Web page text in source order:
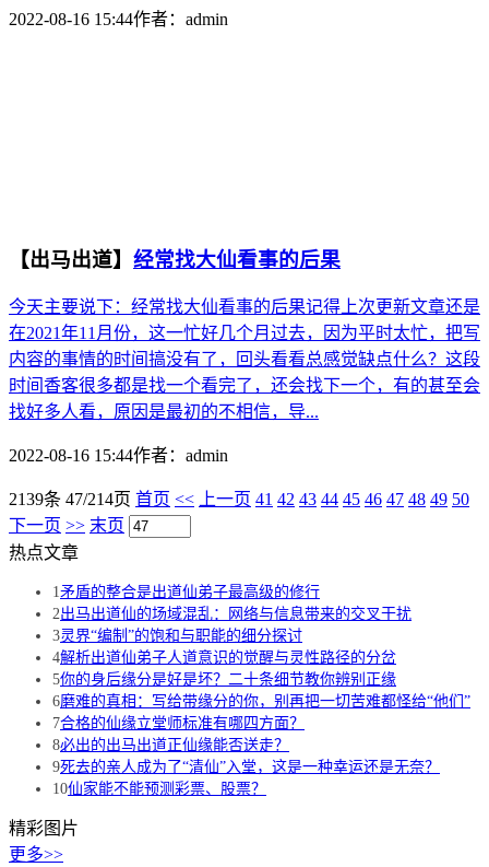
2022-08-16 15:44作者： admin
【出马出道】 经常找大仙看事的后果
今天主要说下：经常找大仙看事的后果记得上次更新文章还是
在2021年11月份，这一忙好几个月过去，因为平时太忙，把写
内容的事情的时间搞没有了，回头看看总感觉缺点什么？这段
时间香客很多都是找一个看完了，还会找下一个，有的甚至会
找好多人看，原因是最初的不相信，导...
2022-08-16 15:44作者： admin
2139条 47/214页 首页 << 上一页 41 42 43 44 45 46 47 48 49 50
下一页 >> 末页
热点文章
1矛盾的整合是出道仙弟子最高级的修行
2出马出道仙的场域混乱：网络与信息带来的交叉干扰
3灵界“编制”的饱和与职能的细分探讨
4解析出道仙弟子人道意识的觉醒与灵性路径的分岔
5你的身后缘分是好是坏？二十条细节教你辨别正缘
6磨难的真相：写给带缘分的你，别再把一切苦难都怪给“他们”
7合格的仙缘立堂师标准有哪四方面？
8必出的出马出道正仙缘能否送走？
9死去的亲人成为了“清仙”入堂，这是一种幸运还是无奈？
10仙家能不能预测彩票、股票？
精彩图片
更多>>